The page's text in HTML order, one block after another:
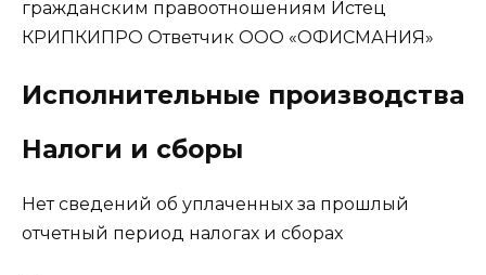
гражданским правоотношениям Истец
КРИПКИПРО Ответчик ООО «ОФИСМАНИЯ»
Исполнительные производства
Налоги и сборы
Нет сведений об уплаченных за прошлый
отчетный период налогах и сборах